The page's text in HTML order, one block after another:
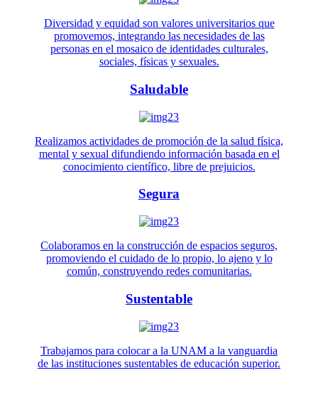
Diversidad y equidad son valores universitarios que
promovemos, integrando las necesidades de las
personas en el mosaico de identidades culturales,
sociales, físicas y sexuales.
Saludable
Realizamos actividades de promoción de la salud física,
mental y sexual difundiendo información basada en el
conocimiento científico, libre de prejuicios.
Segura
Colaboramos en la construcción de espacios seguros,
promoviendo el cuidado de lo propio, lo ajeno y lo
común, construyendo redes comunitarias.
Sustentable
Trabajamos para colocar a la UNAM a la vanguardia
de las instituciones sustentables de educación superior.